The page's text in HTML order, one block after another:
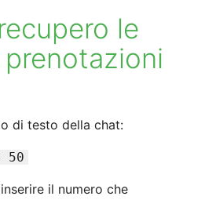
le
di testo della chat:
il numero che